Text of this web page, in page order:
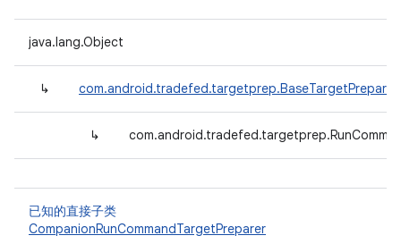
java.lang.Object
↳ com.android.tradefed.targetprep.BaseTargetPreparer
↳
已知的直接子类
CompanionRunCommandTargetPreparer